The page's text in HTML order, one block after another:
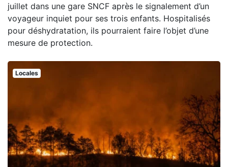
juillet dans une gare SNCF après le signalement d’un
voyageur inquiet pour ses trois enfants. Hospitalisés
pour déshydratation, ils pourraient faire l’objet d’une
mesure de protection.
Locales